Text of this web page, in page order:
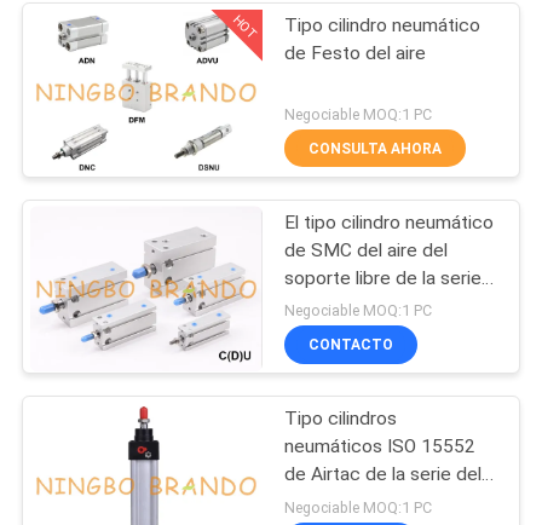
CONTROL
DE
CALIDAD
CONTACTA
NOSOTROS
SOLICITAR
UNA CITA
COMPANY
Neumático de la
válvula solenoide
Bobina de la válvula
electromagnética
HOT
Tipo cilindro neumático
de Festo del aire
Negociable MOQ:1 PC
CONSULTA AHORA
El tipo cilindro neumático
de SMC del aire del
soporte libre de la serie
del CU dobla la actuación
Negociable MOQ:1 PC
CONTACTO
Tipo cilindros
neumáticos ISO 15552
de Airtac de la serie del
SI del aire del estándar
Negociable MOQ:1 PC